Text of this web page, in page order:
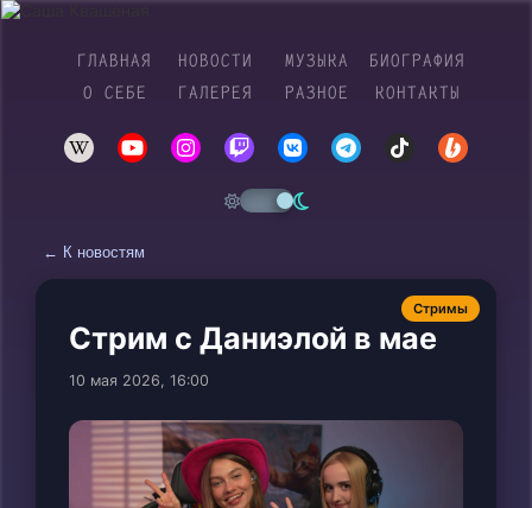
ГЛАВНАЯ НОВОСТИ МУЗЫКА
БИОГРАФИЯ
О СЕБЕ
ГАЛЕРЕЯ РАЗНОЕ КОНТАКТЫ
← К новостям
Стримы
Стрим с Даниэлой в мае
10 мая 2026, 16:00